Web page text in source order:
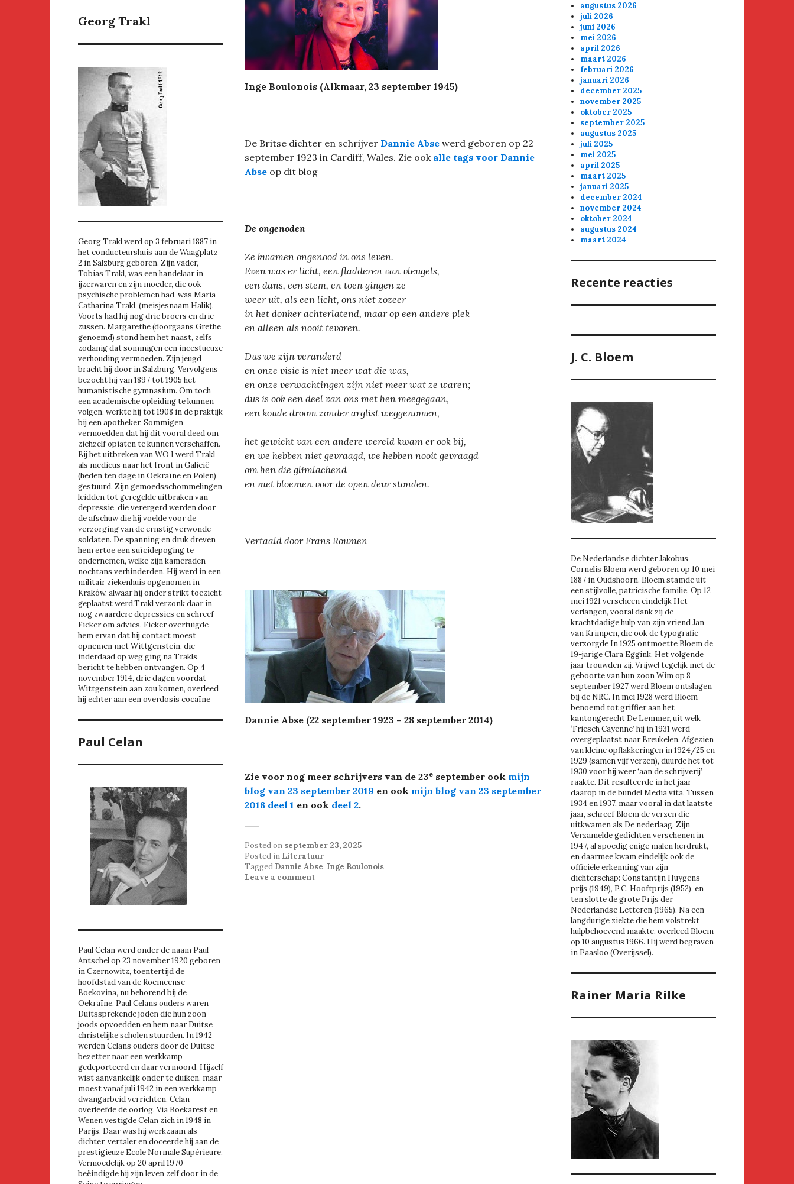
Inge Boulonois (Alkmaar, 23 september 1945)
De Britse dichter en schrijver Dannie Abse werd geboren op 22
september 1923 in Cardiff, Wales. Zie ook alle tags voor Dannie
Abse op dit blog
De ongenoden
Ze kwamen ongenood in ons leven.
Even was er licht, een fladderen van vleugels,
een dans, een stem, en toen gingen ze
weer uit, als een licht, ons niet zozeer
in het donker achterlatend, maar op een andere plek
en alleen als nooit tevoren.
Dus we zijn veranderd
en onze visie is niet meer wat die was,
en onze verwachtingen zijn niet meer wat ze waren;
dus is ook een deel van ons met hen meegegaan,
een koude droom zonder arglist weggenomen,
het gewicht van een andere wereld kwam er ook bij,
en we hebben niet gevraagd, we hebben nooit gevraagd
om hen die glimlachend
en met bloemen voor de open deur stonden.
Vertaald door Frans Roumen
Dannie Abse (22 september 1923 – 28 september 2014)
Zie voor nog meer schrijvers van de 23e september ook mijn
blog van 23 september 2019 en ook mijn blog van 23 september
2018 deel 1 en ook deel 2.
Posted on september 23, 2025
Posted in Literatuur
Tagged Dannie Abse, Inge Boulonois
Leave a comment
Georg Trakl
Georg Trakl werd op 3 februari 1887 in
het conducteurshuis aan de Waagplatz
2 in Salzburg geboren. Zijn vader,
Tobias Trakl, was een handelaar in
ijzerwaren en zijn moeder, die ook
psychische problemen had, was Maria
Catharina Trakl, (meisjesnaam Halik).
Voorts had hij nog drie broers en drie
zussen. Margarethe (doorgaans Grethe
genoemd) stond hem het naast, zelfs
zodanig dat sommigen een incestueuze
verhouding vermoeden. Zijn jeugd
bracht hij door in Salzburg. Vervolgens
bezocht hij van 1897 tot 1905 het
humanistische gymnasium. Om toch
een academische opleiding te kunnen
volgen, werkte hij tot 1908 in de praktijk
bij een apotheker. Sommigen
vermoedden dat hij dit vooral deed om
zichzelf opiaten te kunnen verschaffen.
Bij het uitbreken van WO I werd Trakl
als medicus naar het front in Galicië
(heden ten dage in Oekraïne en Polen)
gestuurd. Zijn gemoedsschommelingen
leidden tot geregelde uitbraken van
depressie, die verergerd werden door
de afschuw die hij voelde voor de
verzorging van de ernstig verwonde
soldaten. De spanning en druk dreven
hem ertoe een suïcidepoging te
ondernemen, welke zijn kameraden
nochtans verhinderden. Hij werd in een
militair ziekenhuis opgenomen in
Kraków, alwaar hij onder strikt toezicht
geplaatst werd.Trakl verzonk daar in
nog zwaardere depressies en schreef
Ficker om advies. Ficker overtuigde
hem ervan dat hij contact moest
opnemen met Wittgenstein, die
inderdaad op weg ging na Trakls
bericht te hebben ontvangen. Op 4
november 1914, drie dagen voordat
Wittgenstein aan zou komen, overleed
hij echter aan een overdosis cocaïne
Paul Celan
Paul Celan werd onder de naam Paul
Antschel op 23 november 1920 geboren
in Czernowitz, toentertijd de
hoofdstad van de Roemeense
Boekovina, nu behorend bij de
Oekraïne. Paul Celans ouders waren
Duitssprekende joden die hun zoon
joods opvoedden en hem naar Duitse
christelijke scholen stuurden. In 1942
werden Celans ouders door de Duitse
bezetter naar een werkkamp
gedeporteerd en daar vermoord. Hijzelf
wist aanvankelijk onder te duiken, maar
moest vanaf juli 1942 in een werkkamp
dwangarbeid verrichten. Celan
overleefde de oorlog. Via Boekarest en
Wenen vestigde Celan zich in 1948 in
Parijs. Daar was hij werkzaam als
dichter, vertaler en doceerde hij aan de
prestigieuze Ecole Normale Supérieure.
Vermoedelijk op 20 april 1970
beëindigde hij zijn leven zelf door in de
augustus 2026
juli 2026
juni 2026
mei 2026
april 2026
maart 2026
februari 2026
januari 2026
december 2025
november 2025
oktober 2025
september 2025
augustus 2025
juli 2025
mei 2025
april 2025
maart 2025
januari 2025
december 2024
november 2024
oktober 2024
augustus 2024
maart 2024
Recente reacties
J. C. Bloem
De Nederlandse dichter Jakobus
Cornelis Bloem werd geboren op 10 mei
1887 in Oudshoorn. Bloem stamde uit
een stijlvolle, patricische familie. Op 12
mei 1921 verscheen eindelijk Het
verlangen, vooral dank zij de
krachtdadige hulp van zijn vriend Jan
van Krimpen, die ook de typografie
verzorgde In 1925 ontmoette Bloem de
19-jarige Clara Eggink. Het volgende
jaar trouwden zij. Vrijwel tegelijk met de
geboorte van hun zoon Wim op 8
september 1927 werd Bloem ontslagen
bij de NRC. In mei 1928 werd Bloem
benoemd tot griffier aan het
kantongerecht De Lemmer, uit welk
‘Friesch Cayenne’ hij in 1931 werd
overgeplaatst naar Breukelen. Afgezien
van kleine opflakkeringen in 1924/25 en
1929 (samen vijf verzen), duurde het tot
1930 voor hij weer ‘aan de schrijverij’
raakte. Dit resulteerde in het jaar
daarop in de bundel Media vita. Tussen
1934 en 1937, maar vooral in dat laatste
jaar, schreef Bloem de verzen die
uitkwamen als De nederlaag. Zijn
Verzamelde gedichten verschenen in
1947, al spoedig enige malen herdrukt,
en daarmee kwam eindelijk ook de
officiële erkenning van zijn
dichterschap: Constantijn Huygens-
prijs (1949), P.C. Hooftprijs (1952), en
ten slotte de grote Prijs der
Nederlandse Letteren (1965). Na een
langdurige ziekte die hem volstrekt
hulpbehoevend maakte, overleed Bloem
op 10 augustus 1966. Hij werd begraven
in Paasloo (Overijssel).
Rainer Maria Rilke